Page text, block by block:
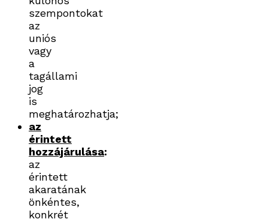
szempontokat
az
uniós
vagy
a
tagállami
jog
is
meghatározhatja;
az
érintett
hozzájárulása:
az
érintett
akaratának
önkéntes,
konkrét